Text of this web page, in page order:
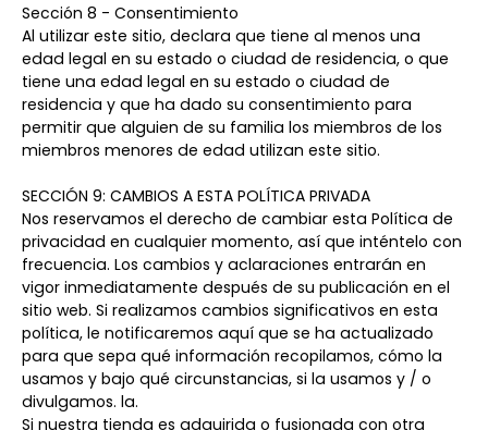
Sección 8 - Consentimiento
Al utilizar este sitio, declara que tiene al menos una
edad legal en su estado o ciudad de residencia, o que
tiene una edad legal en su estado o ciudad de
residencia y que ha dado su consentimiento para
permitir que alguien de su familia los miembros de los
miembros menores de edad utilizan este sitio.
SECCIÓN 9: CAMBIOS A ESTA POLÍTICA PRIVADA
Nos reservamos el derecho de cambiar esta Política de
privacidad en cualquier momento, así que inténtelo con
frecuencia. Los cambios y aclaraciones entrarán en
vigor inmediatamente después de su publicación en el
sitio web. Si realizamos cambios significativos en esta
política, le notificaremos aquí que se ha actualizado
para que sepa qué información recopilamos, cómo la
usamos y bajo qué circunstancias, si la usamos y / o
divulgamos. la.
Si nuestra tienda es adquirida o fusionada con otra